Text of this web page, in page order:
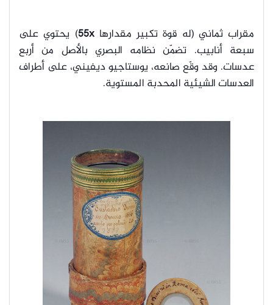
مقراب ثماني (له قوة تكبير مقدارها55x) يحتوي على
سبعة أنابيب. تضمّن نظامه البصري بالأصل من أربع
عدسات. وقد وقّع صانعه، يوستاجيو ديفيني، على أطراف
العدسات الشيئية المحدبة المستوية.